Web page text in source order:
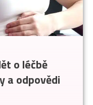
o léčbě
a odpovědi